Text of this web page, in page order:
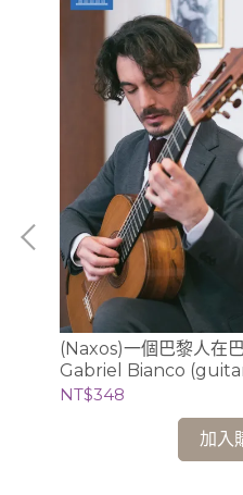
(Naxos)一個巴黎人在
Gabriel Bianco
NT$348
加入